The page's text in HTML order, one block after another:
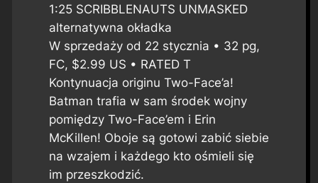
1:25 SCRIBBLENAUTS UNMASKED
alternatywna okładka
W sprzedaży od 22 stycznia • 32 pg,
FC, $2.99 US • RATED T
Kontynuacja originu Two-Face’a!
Batman trafia w sam środek wojny
pomiędzy Two-Face’em i Erin
McKillen! Oboje są gotowi zabić siebie
na wzajem i każdego kto ośmieli się
im przeszkodzić.